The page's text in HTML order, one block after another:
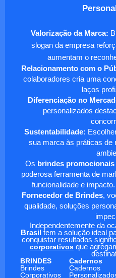
Valorização da Marca:
slogan da empresa
aumentam o
Relacionamento com o
colaboradores cria uma
laços
Diferenciação no
personalizados
Sustentabilidade:
sua marca às práticas de
Os brindes
poderosa ferramenta de
funcionalidade e
Fornecedor de Brindes,
qualidade, soluções
Independentemente da
Brasil tem a solução ideal
conquistar resultados
corporativos que
BRINDES
Cadernos
Brindes
Corporativos
Cadernos